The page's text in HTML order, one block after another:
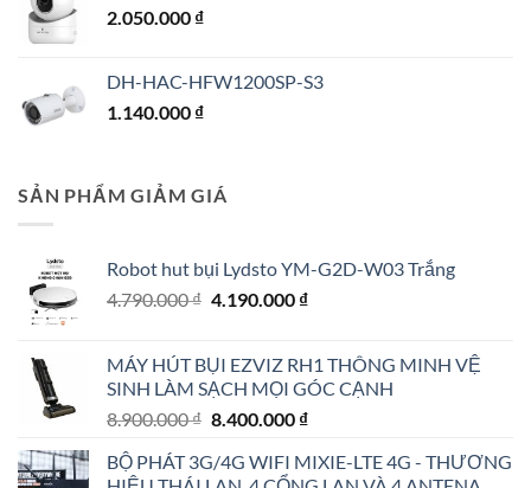
2.050.000 ₫
DH-HAC-HFW1200SP-S3
1.140.000 ₫
SẢN PHẨM GIẢM GIÁ
Robot hut bụi Lydsto YM-G2D-W03 Trắng
4.790.000₫ Giá
4.790.000 ₫.
4.190.000 ₫Giá
là:
4.190.000 ₫.
MÁY HÚT BỤI EZVIZ RH1 THÔNG MINH VỆ
SINH LÀM SẠCH MỌI GÓC CẠNH
8.900.000₫ Giá
là:
8.400.000 ₫Giá
tại
BỘ PHÁT 3G/4G WIFI MIXIE-LTE 4G - THƯƠNG